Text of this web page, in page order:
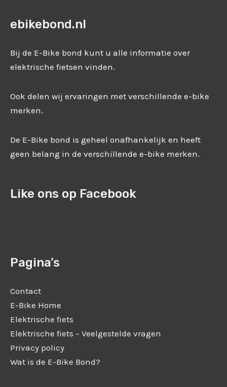
ebikebond.nl
Bij de E-Bike bond kunt u alle informatie over
elektrische fietsen vinden.
Ook delen wij ervaringen met verschillende e-bike
merken.
De E-Bike bond is geheel onafhankelijk en heeft
geen belang in de verschillende e-bike merken.
Like ons op Facebook
Pagina’s
Contact
E-Bike Home
Elektrische fiets
Elektrische fiets – Veelgestelde vragen
Privacy policy
Wat is de E-Bike Bond?